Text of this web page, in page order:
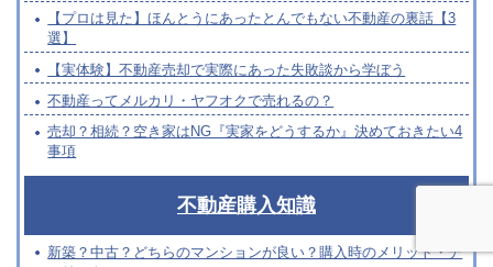
【プロは見た】ほんとうにあったとんでもない不動産の裏話【3
選】
【実体験】不動産売却で実際にあった失敗談から学ぼう
不動産ってメルカリ・ヤフオクで売れるの？
売却？相続？空き家はNG『実家をどうするか』決めておきたい4
事項
不動産購入知識
新築？中古？どちらのマンションが良い？購入時のメリット・デ